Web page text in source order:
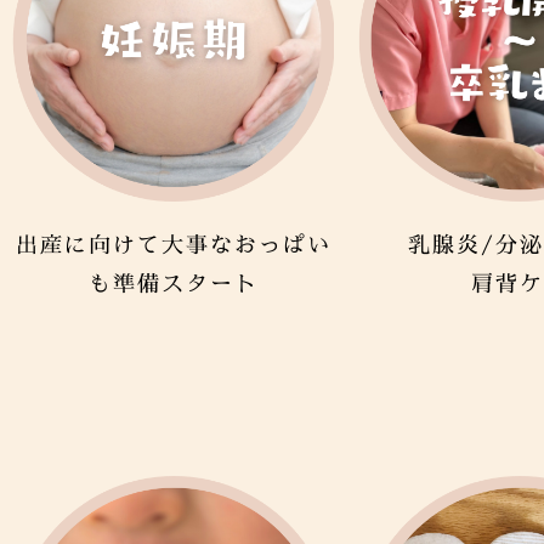
出産に向けて大事なおっぱい
も準備スタート
乳腺炎/分
肩背